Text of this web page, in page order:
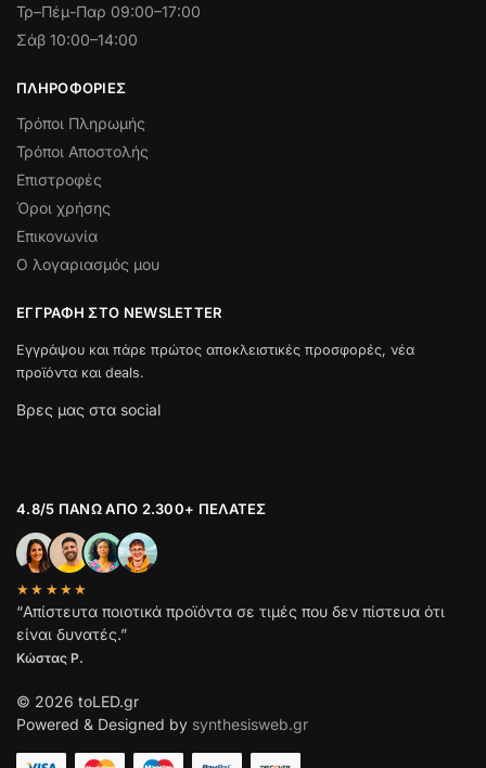
Τρ–Πέμ-Παρ 09:00–17:00
Σάβ 10:00–14:00
ΠΛΗΡΟΦΟΡΊΕΣ
Τρόποι Πληρωμής
Τρόποι Αποστολής
Επιστροφές
Όροι χρήσης
Επικονωνία
Ο λογαριασμός μου
ΕΓΓΡΑΦΉ ΣΤΟ NEWSLETTER
Εγγράψου και πάρε πρώτος αποκλειστικές προσφορές, νέα
προϊόντα και deals.
Βρες μας στα social
4.8/5 ΠΆΝΩ ΑΠΌ 2.300+ ΠΕΛΆΤΕΣ
★★★★★
“Απίστευτα ποιοτικά προϊόντα σε τιμές που δεν πίστευα ότι
είναι δυνατές.”
Κώστας Ρ.
© 2026 toLED.gr
Powered & Designed by synthesisweb.gr